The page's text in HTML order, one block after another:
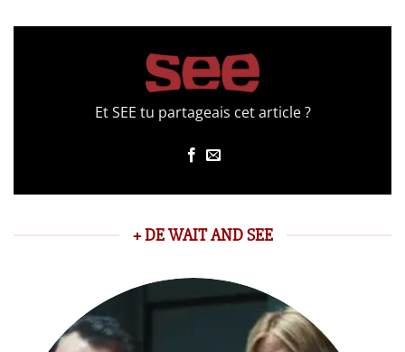
Et SEE tu partageais cet article ?
+ DE WAIT AND SEE